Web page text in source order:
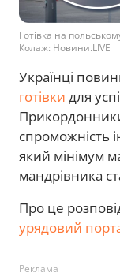
Готівка на
Колаж: Новини.LIVE
Українці
готівки для
спроможність
який мінімум
мандрівника
Про це
урядовий
Реклама